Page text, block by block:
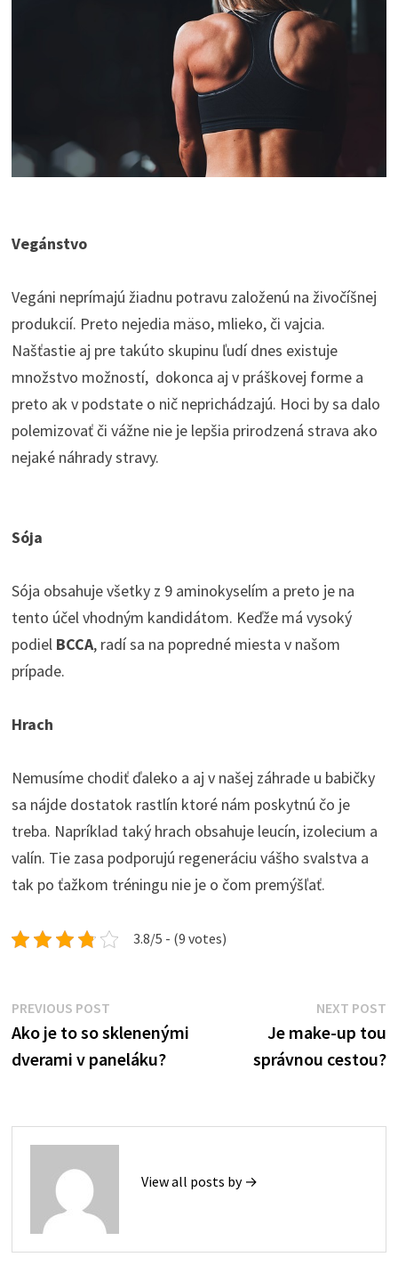
Vegánstvo
Vegáni neprímajú žiadnu potravu založenú na živočíšnej
produkcií. Preto nejedia mäso, mlieko, či vajcia.
Našťastie aj pre takúto skupinu ľudí dnes existuje
množstvo možností, dokonca aj v práškovej forme a
preto ak v podstate o nič neprichádzajú. Hoci by sa dalo
polemizovať či vážne nie je lepšia prirodzená strava ako
nejaké náhrady stravy.
Sója
Sója obsahuje všetky z 9 aminokyselím a preto je na
tento účel vhodným kandidátom. Keďže má vysoký
podiel BCCA, radí sa na popredné miesta v našom
prípade.
Hrach
Nemusíme chodiť ďaleko a aj v našej záhrade u babičky
sa nájde dostatok rastlín ktoré nám poskytnú čo je
treba. Napríklad taký hrach obsahuje leucín, izolecium a
valín. Tie zasa podporujú regeneráciu vášho svalstva a
tak po ťažkom tréningu nie je o čom premýšľať.
3.8/5 - (9 votes)
Post
navigation
PREVIOUS POSTPrevious
post:
Ako je to so sklenenými
dverami v paneláku?
NEXT POST
Je make-up tou
správnou cestou?
View all posts by →